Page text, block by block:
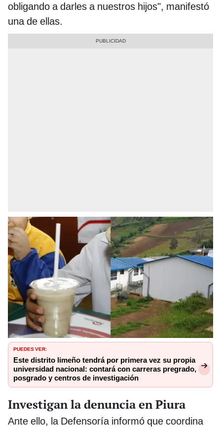
obligando a darles a nuestros hijos", manifestó
una de ellas.
PUEDES VER:
Este distrito limeño tendrá por primera vez su propia
universidad nacional: contará con carreras pregrado,
posgrado y centros de investigación
Investigan la denuncia en Piura
Ante ello, la Defensoría informó que coordina